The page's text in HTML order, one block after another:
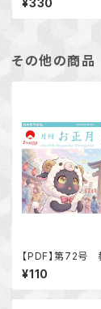
誇る日本のお正
プ20」
¥330
その他の商品
【PDF】第72号
始
¥110